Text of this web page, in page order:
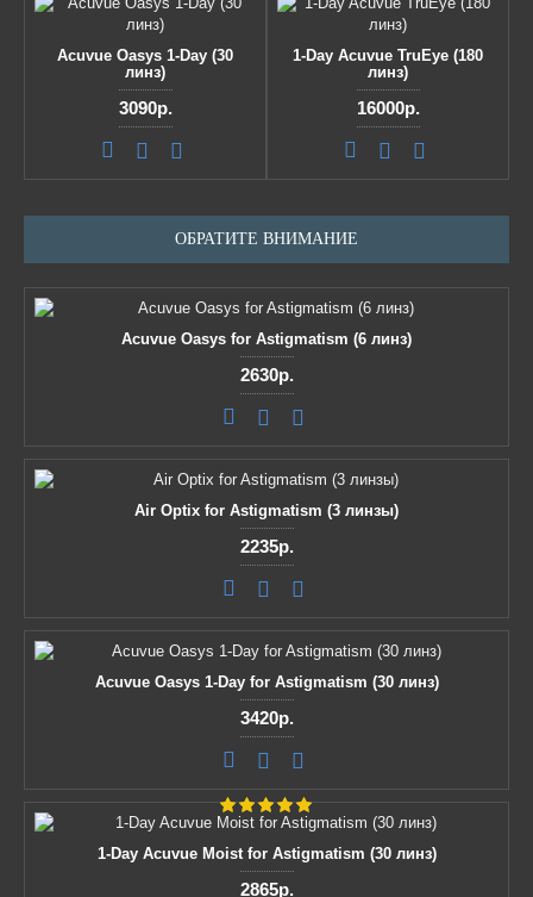
Acuvue Oasys 1-Day (30
линз)
3090р.
1-Day Acuvue TruEye (180
линз)
16000р.
ОБРАТИТЕ ВНИМАНИЕ
Acuvue Oasys for Astigmatism (6 линз)
2630р.
Air Optix for Astigmatism (3 линзы)
2235р.
Acuvue Oasys 1-Day for Astigmatism (30 линз)
3420р.
1-Day Acuvue Moist for Astigmatism (30 линз)
2865р.